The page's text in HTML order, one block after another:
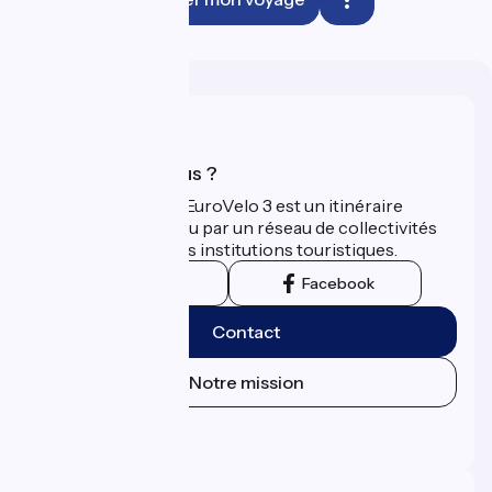
Qui sommes-nous ?
La Scandibérique-EuroVelo 3 est un itinéraire
développé et promu par un réseau de collectivités
territoriales et leurs institutions touristiques.
Facebook
Contact
Notre mission